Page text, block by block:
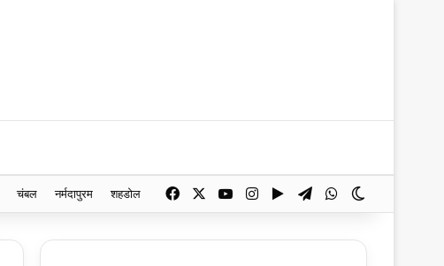
चंबल नर्मदापुरम शहडोल FacebookYouTubeInstagramGoogle Play
TelegramWhatsApp